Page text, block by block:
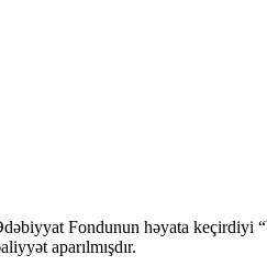
Fondunun həyata keçirdiyi
aparılmışdır.